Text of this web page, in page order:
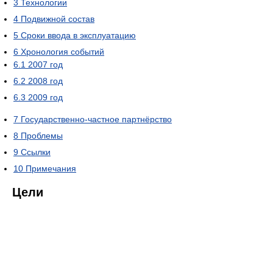
3 Технологии
4 Подвижной состав
5 Сроки ввода в эксплуатацию
6 Хронология событий
6.1 2007 год
6.2 2008 год
6.3 2009 год
7 Государственно-частное партнёрство
8 Проблемы
9 Ссылки
10 Примечания
Цели